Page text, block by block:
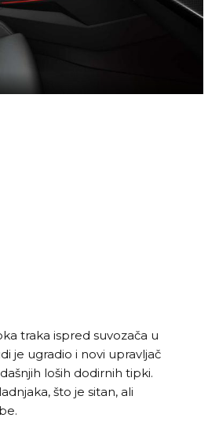
traka ispred suvozača u
je ugradio i novi upravljač
loših dodirnih tipki.
što je sitan, ali